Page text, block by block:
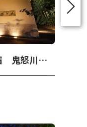
庄屋にならうもてなしの宿 鬼怒川温泉『 若竹の庄 』